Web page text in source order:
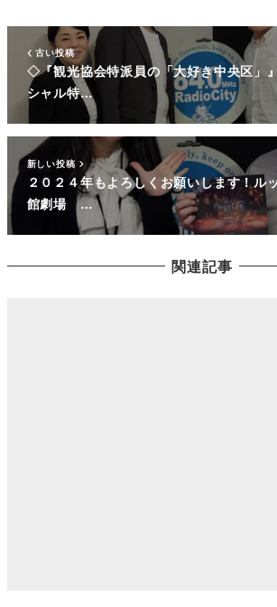
古い投稿
◇『観光協会特派員の「大好き中央区」
シャル特…
新しい投稿
２０２４年もよろしくお願いします！ル
館劇場 …
関連記事